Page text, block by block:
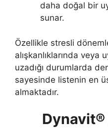
daha doğal bir
sunar.
Özellikle stresli
alışkanlıklarında veya
uzadığı durumlarda
sayesinde listenin en
almaktadır.